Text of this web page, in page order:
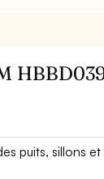
puits, sillons et